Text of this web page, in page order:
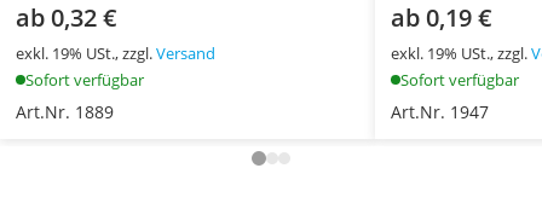
ab 0,32 €
exkl. 19% USt., zzgl.Versand
Sofort verfügbar
Art.Nr. 1889
ab 0,19 €
exkl. 19% USt., zzgl.
Sofort verfügbar
Art.Nr. 1947